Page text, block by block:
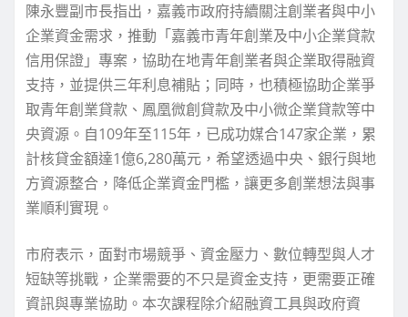
陳永豐副市長指出，嘉義市政府持續關注創業者與中小
企業資金需求，推動「嘉義市青年創業及中小企業貸款
信用保證」專案，協助在地青年創業者與企業取得融資
支持，並提供三年利息補貼；同時，也積極協助企業爭
取青年創業貸款、鳳凰微創貸款及中小微企業貸款等中
央資源。自109年至115年，已成功媒合147家企業，累
計核貸金額達1億6,280萬元，希望透過中央、銀行與地
方資源整合，降低企業資金門檻，讓更多創業想法與事
業順利實現。
市府表示，面對市場競爭、資金壓力、數位轉型與人才
短缺等挑戰，企業需要的不只是資金支持，更需要正確
資訊與專業協助。本次課程除介紹融資工具與政府資